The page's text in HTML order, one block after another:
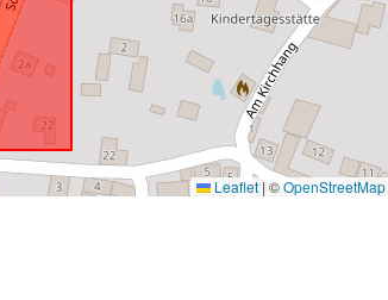
Leaflet |©OpenStreetMap